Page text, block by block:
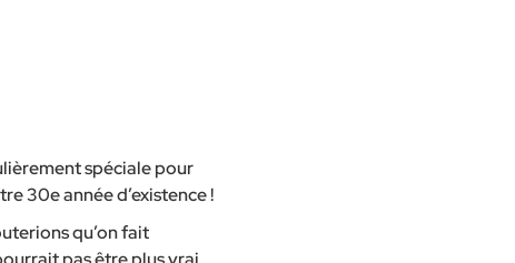
spéciale pour
30e année d’existence !
qu’on fait